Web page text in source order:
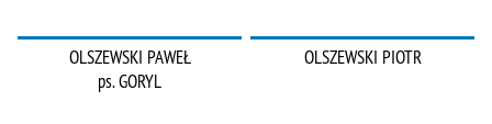
OLSZEWSKI PAWEŁ
ps. GORYL
OLSZEWSKI PIOTR